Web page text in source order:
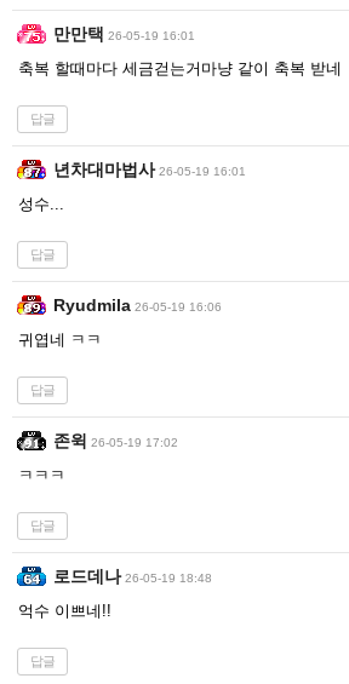
만만택 26-05-19 16:01
축복 할때마다 세금걷는거마냥 같이 축복 받네
답글
년차대마법사 26-05-19 16:01
성수...
답글
Ryudmila 26-05-19 16:06
귀엽네 ㅋㅋ
답글
존윅 26-05-19 17:02
ㅋㅋㅋ
답글
로드데나 26-05-19 18:48
억수 이쁘네!!
답글